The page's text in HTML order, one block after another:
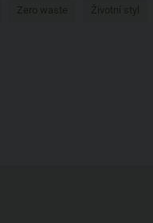
Zero waste Životní styl